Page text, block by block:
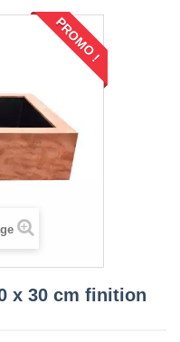
PROMO !
x 30 cm finition